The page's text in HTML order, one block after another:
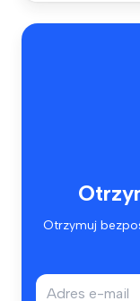
Otrzymuj